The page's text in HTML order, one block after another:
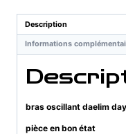
Description
Informations
bras oscillant daelim
pièce en bon état